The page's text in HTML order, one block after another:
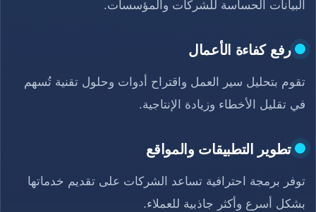
البيانات الحساسة للشركات والمؤسسات.
رفع كفاءة الأعمال
تقوم بتحليل سير العمل واقتراح أدوات وحلول تقنية تُسهم
في تقليل الأخطاء وزيادة الإنتاجية.
تطوير التطبيقات والمواقع
توفر برمجة احترافية تساعد الشركات على تقديم خدماتها
بشكل أسرع وأكثر جاذبية للعملاء.